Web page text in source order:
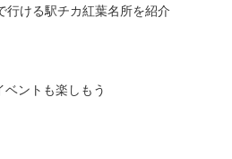
行ける駅チカ紅葉名所を紹介
ントも楽しもう